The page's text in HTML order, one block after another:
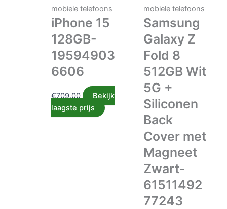
mobiele telefoons
iPhone 15
128GB-
19594903
6606
€709.00
Bekijk
laagste prijs
mobiele telefoons
Samsung
Galaxy Z
Fold 8
512GB Wit
5G +
Siliconen
Back
Cover met
Magneet
Zwart-
61511492
77243